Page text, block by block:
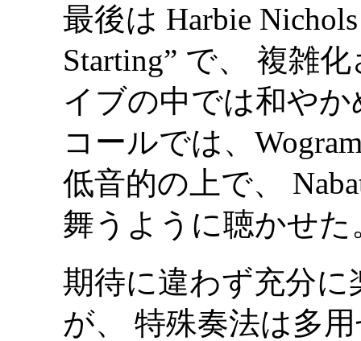
最後は Harbie
Starting” で、 複雑
イブの中では和や
コールでは、
低音的の上で、
舞うように聴かせた
期待に違わず充分
が、 特殊奏法は多